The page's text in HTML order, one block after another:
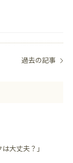
過去の記事
大丈夫？」